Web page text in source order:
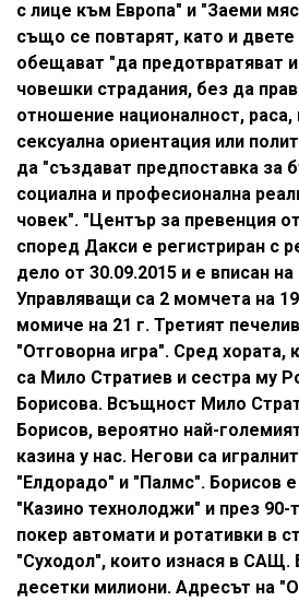
с лице към Европа" и "Заеми
също се повтарят, като и двете
обещават "да предотвратяват
човешки страдания, без да
отношение националност, раса,
сексуална ориентация или
да "създават предпоставка за
социална и професионална
човек". "Център за превенция
според Дакси е регистриран с
дело от 30.09.2015 и е вписан на
Управляващи са 2 момчета на
момиче на 21 г. Третият
"Отговорна игра". Сред хората,
са Мило Стратиев и сестра му
Борисова. Всъщност Мило
Борисов, вероятно най-
казина у нас. Негови са
"Елдорадо" и "Палмс". Борисов
"Казино технолоджи" и през 90-
покер автомати и ротативки в
"Суходол", които изнася в САЩ.
десетки милиони. Адресът на